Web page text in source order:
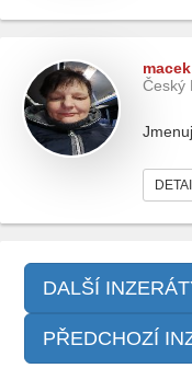
macek
Český
DALŠÍ
PŘEDCHOZÍ